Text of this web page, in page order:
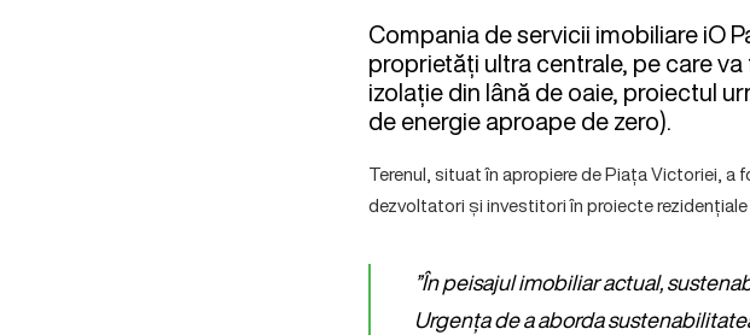
Compania de servicii imobiliare iO
proprietăți ultra centrale, pe care
izolație din lână de oaie, proiectul
de energie aproape de zero).
Terenul, situat în apropiere de Piața Victoriei,
dezvoltatori și investitori în proiecte
”În peisajul imobiliar actual,
Urgența de a aborda